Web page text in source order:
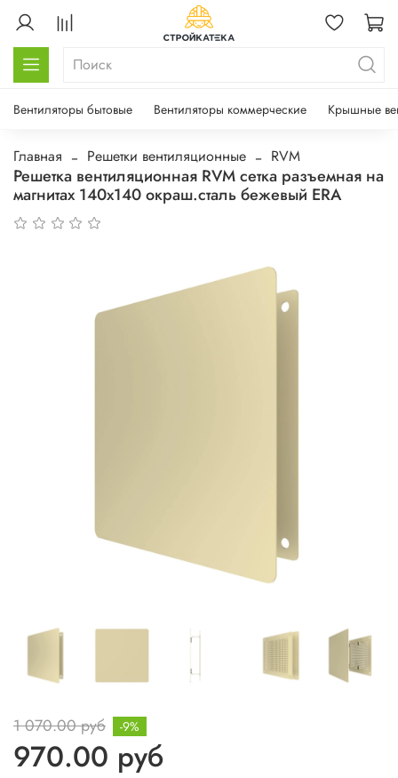
Вентиляторы бытовые Вентиляторы коммерческие Крышные
Главная Решетки вентиляционные RVM
Решетка вентиляционная RVM сетка разъемная на
магнитах 140х140 окраш.сталь бежевый ERA
1 070.00 руб
970.00 руб
-9%